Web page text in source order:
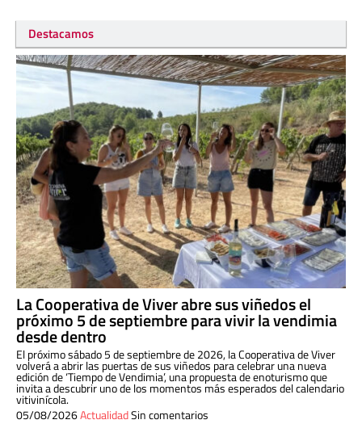
Destacamos
La Cooperativa de Viver abre sus viñedos el
próximo 5 de septiembre para vivir la vendimia
desde dentro
El próximo sábado 5 de septiembre de 2026, la Cooperativa de Viver
volverá a abrir las puertas de sus viñedos para celebrar una nueva
edición de ‘Tiempo de Vendimia’, una propuesta de enoturismo que
invita a descubrir uno de los momentos más esperados del calendario
vitivinícola.
05/08/2026ActualidadSin comentarios